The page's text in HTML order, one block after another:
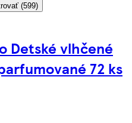
(599)
Detské vlhčené
72 ks